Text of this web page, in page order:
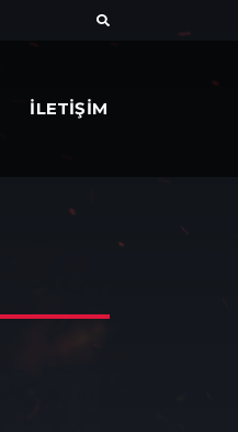
İLETİŞİM